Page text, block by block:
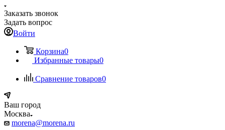
Заказать звонок
Задать вопрос
Войти
Корзина0
Избранные товары0
Сравнение товаров0
Ваш город
Москва
morena@morena.ru